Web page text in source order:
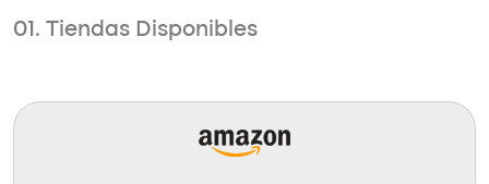
01. Tiendas Disponibles